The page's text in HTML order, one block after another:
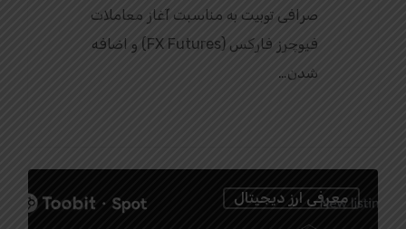
صرافی توبیت به مناسبت آغاز معاملات
فیوچرز فارکس (FX Futures) و اضافه
شدن…
معرفی ارز دیجیتال